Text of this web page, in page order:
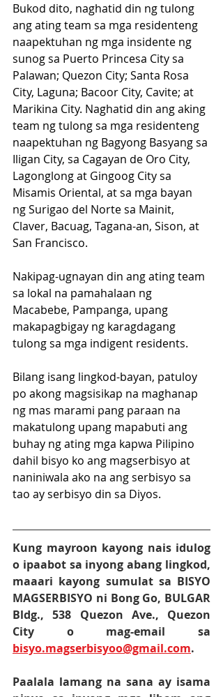
Bukod dito, naghatid din ng tulong
ang ating team sa mga residenteng
naapektuhan ng mga insidente ng
sunog sa Puerto Princesa City sa
Palawan; Quezon City; Santa Rosa
City, Laguna; Bacoor City, Cavite; at
Marikina City. Naghatid din ang aking
team ng tulong sa mga residenteng
naapektuhan ng Bagyong Basyang sa
Iligan City, sa Cagayan de Oro City,
Lagonglong at Gingoog City sa
Misamis Oriental, at sa mga bayan
ng Surigao del Norte sa Mainit,
Claver, Bacuag, Tagana-an, Sison, at
San Francisco.
Nakipag-ugnayan din ang ating team
sa lokal na pamahalaan ng
Macabebe, Pampanga, upang
makapagbigay ng karagdagang
tulong sa mga indigent residents.
Bilang isang lingkod-bayan, patuloy
po akong magsisikap na maghanap
ng mas marami pang paraan na
makatulong upang mapabuti ang
buhay ng ating mga kapwa Pilipino
dahil bisyo ko ang magserbisyo at
naniniwala ako na ang serbisyo sa
tao ay serbisyo din sa Diyos.
Kung mayroon kayong nais idulog
o ipaabot sa inyong abang lingkod,
maaari kayong sumulat sa BISYO
MAGSERBISYO ni Bong Go, BULGAR
Bldg., 538 Quezon Ave., Quezon
bisyo.magserbisyoo@gmail.com.
Paalala lamang na sana ay isama